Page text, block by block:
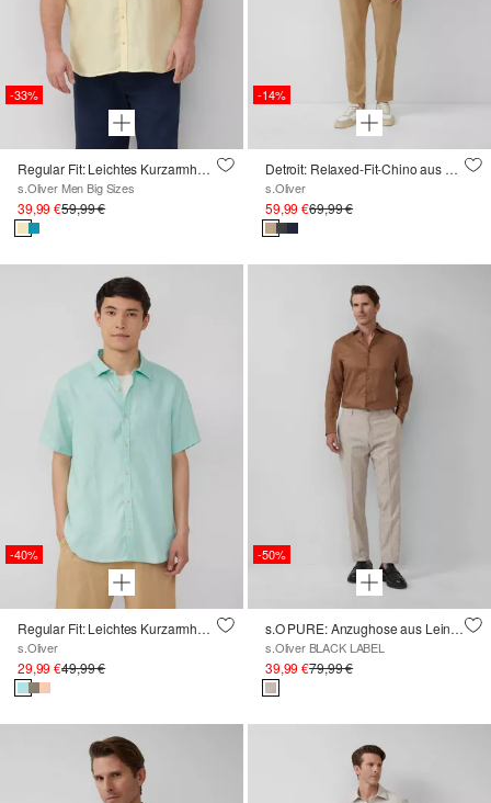
-33%
Regular Fit: Leichtes Kurzarmhemd aus 100% Leinen
s.Oliver Men Big Sizes
39,99 €59,99 €
-14%
Detroit: Relaxed-Fit-Chino aus Leinenmix mit Elastikbund
s.Oliver
59,99 €69,99 €
-40%
Regular Fit: Leichtes Kurzarmhemd aus 100% Leinen
s.Oliver
29,99 €49,99 €
-50%
s.O PURE: Anzughose aus Leinenmix
s.Oliver BLACK LABEL
39,99 €79,99 €